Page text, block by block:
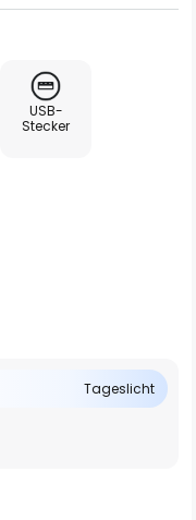
USB-
Stecker
Tageslicht